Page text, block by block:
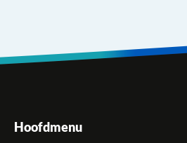
Hoofdmenu